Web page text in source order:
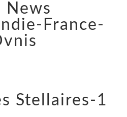
News
France-
Stellaires-1